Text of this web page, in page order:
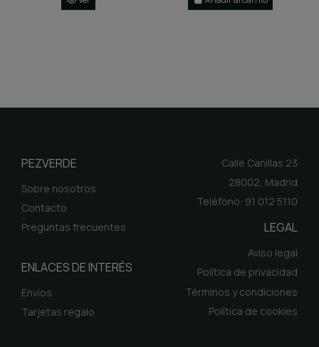
PEZVERDE
Sobre nosotros
Contacto
Preguntas frecuentes
ENLACES DE INTERÉS
Envíos
Tarjetas regalo
Calle Canillas 23
28002, Madrid
Teléfono: 91 012 5110
LEGAL
Aviso legal
Política de privacidad
Términos y condiciones
Política de cookies